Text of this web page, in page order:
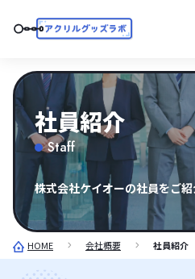
社員紹介
Staff
株式会社ケイオーの社員をご
HOME 会社概要 社員紹介